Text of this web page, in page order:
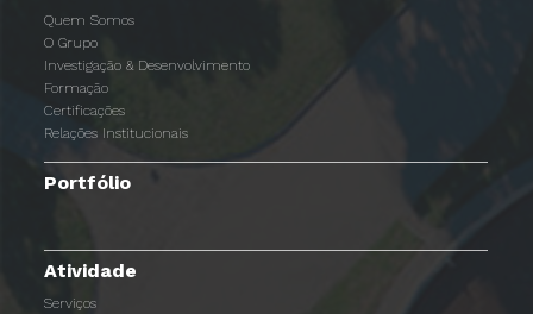
Quem Somos
O Grupo
Investigação & Desenvolvimento
Formação
Certificações
Relações Institucionais
Portfólio
Atividade
Serviços